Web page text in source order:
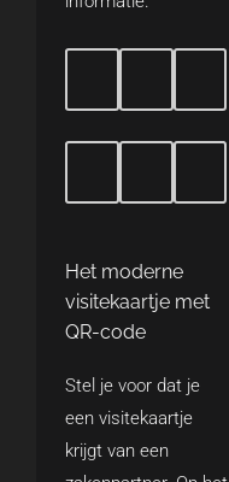
Het moderne
visitekaartje met
QR-code
Stel je voor dat je
een visitekaartje
krijgt van een